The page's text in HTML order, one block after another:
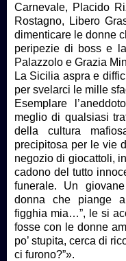
Carnevale, Placido
Rostagno, Libero
dimenticare le donne
peripezie di boss e
Palazzolo e Grazia
La Sicilia aspra e
per svelarci le mille
Esemplare
meglio di qualsiasi
della cultura
precipitosa per le vie
negozio di giocattoli,
cadono del tutto
funerale. Un
donna che piange
figghia mia…”, le si
fosse con le donne
po’ stupita, cerca di
ci furono?”».